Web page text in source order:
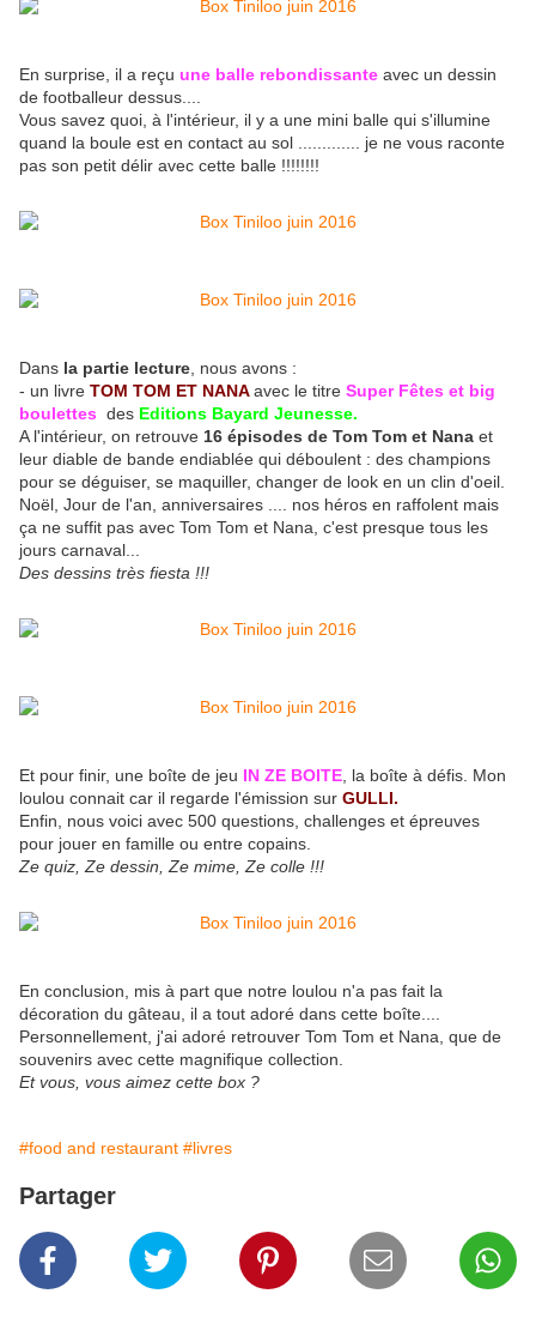
En surprise, il a reçu une balle rebondissante avec un dessin
de footballeur dessus....
Vous savez quoi, à l'intérieur, il y a une mini balle qui s'illumine
quand la boule est en contact au sol ............. je ne vous raconte
pas son petit délir avec cette balle !!!!!!!!
Dans la partie lecture , nous avons :
- un livre TOM TOM ET NANAavec le titre Super Fêtes et big
boulettes des Editions Bayard Jeunesse.
A l'intérieur, on retrouve 16 épisodes de Tom Tom et Nana et
leur diable de bande endiablée qui déboulent : des champions
pour se déguiser, se maquiller, changer de look en un clin d'oeil.
Noël, Jour de l'an, anniversaires .... nos héros en raffolent mais
ça ne suffit pas avec Tom Tom et Nana, c'est presque tous les
jours carnaval...
Des dessins très fiesta !!!
Et pour finir, une boîte de jeu IN ZE BOITE , la boîte à défis. Mon
loulou connait car il regarde l'émission sur GULLI.
Enfin, nous voici avec 500 questions, challenges et épreuves
pour jouer en famille ou entre copains.
Ze quiz, Ze dessin, Ze mime, Ze colle !!!
En conclusion, mis à part que notre loulou n'a pas fait la
décoration du gâteau, il a tout adoré dans cette boîte....
Personnellement, j'ai adoré retrouver Tom Tom et Nana, que de
souvenirs avec cette magnifique collection.
Et vous, vous aimez cette box ?
#food and restaurant #livres
Partager